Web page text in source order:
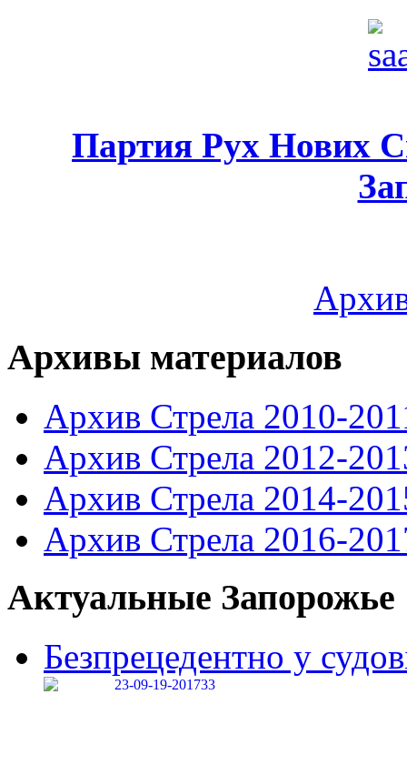
Партия Рух Нових
Архивы материалов
Архив Стрела 2010-
Архив Стрела 2012-
Архив Стрела 2014-
Архив Стрела 2016-
Актуальные Запорожье
Безпрецедентно у